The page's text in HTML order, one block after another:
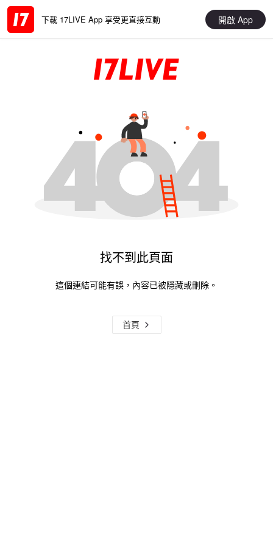
下載 17LIVE App 享受更直接互動 開啟 App
找不到此頁面
這個連結可能有誤，內容已被隱藏或刪除。
首頁